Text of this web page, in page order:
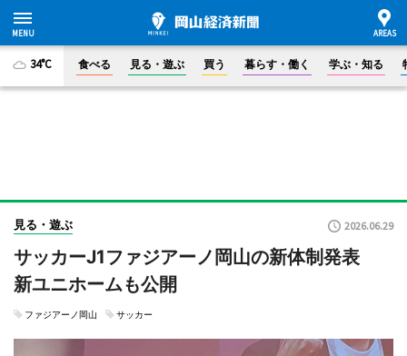
34°C 食べる 見る・遊ぶ 買う 暮らす・働く 学ぶ・知る
見る・遊ぶ 2026.06.29
サッカーJ1ファジアーノ岡山の新体制発表
新ユニホームも公開
ファジアーノ岡山 サッカー